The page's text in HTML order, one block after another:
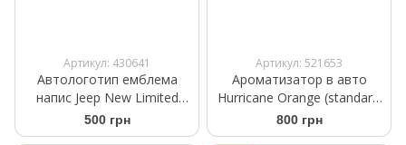
Артикул: 430641
Автологотип емблема
напис Jeep New Limited
чорний глянець
500 грн
Артикул: 521653
Ароматизатор в авто
Hurricane Orange (standart)
Аромасаше на дефлектор
800 грн